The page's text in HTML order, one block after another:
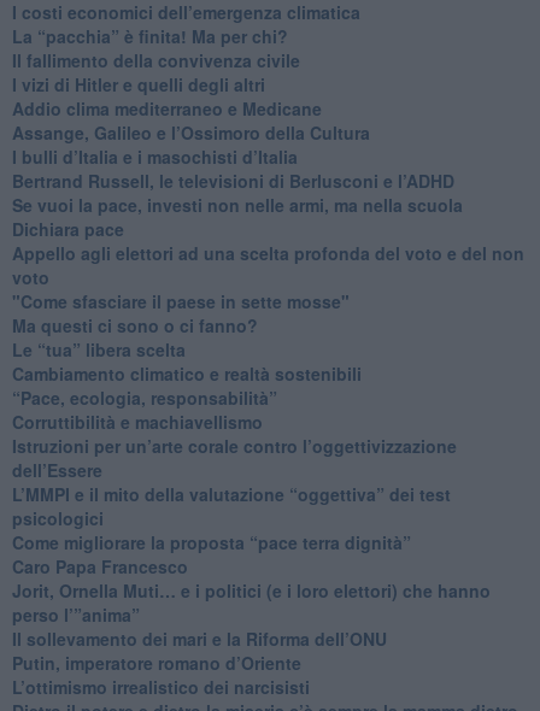
I costi economici dell’emergenza climatica
​La “pacchia” è finita! Ma per chi?
​Il fallimento della convivenza civile
​I vizi di Hitler e quelli degli altri
Addio clima mediterraneo e Medicane
​Assange, Galileo e l’Ossimoro della Cultura
​I bulli d’Italia e i masochisti d’Italia
​Bertrand Russell, le televisioni di Berlusconi e l’ADHD
​Se vuoi la pace, investi non nelle armi, ma nella scuola
​Dichiara pace
​Appello agli elettori ad una scelta profonda del voto e del non
voto
"Come sfasciare il paese in sette mosse"
​Ma questi ci sono o ci fanno?
​Le “tua” libera scelta
Cambiamento climatico e realtà sostenibili
“Pace, ecologia, responsabilità”
​Corruttibilità e machiavellismo
Istruzioni per un’arte corale contro l’oggettivizzazione
dell’Essere
​L’MMPI e il mito della valutazione “oggettiva” dei test
psicologici
Come migliorare la proposta “pace terra dignità”
Caro Papa Francesco
​Jorit, Ornella Muti… e i politici (e i loro elettori) che hanno
perso l’”anima”
​Il sollevamento dei mari e la Riforma dell’ONU
Putin, imperatore romano d’Oriente
​L’ottimismo irrealistico dei narcisisti